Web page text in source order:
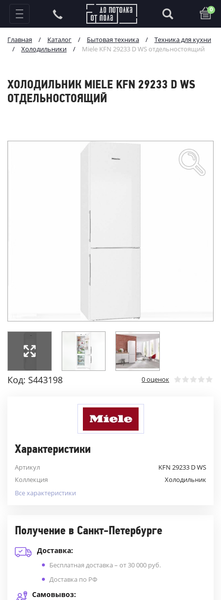
0
Главная / Каталог / Бытовая техника /
Техника для кухни
/
Холодильники / Miele KFN 29233 D WS отдельностоящий
ХОЛОДИЛЬНИК MIELE KFN 29233 D WS
ОТДЕЛЬНОСТОЯЩИЙ
Код: S443198 0 оценок
Характеристики
Артикул
KFN 29233 D WS
Коллекция
Холодильник
Все характеристики
Получение в Санкт-Петербурге
Доставка:
Бесплатная доставка – от 30 000 руб.
Доставка по РФ
Самовывоз: